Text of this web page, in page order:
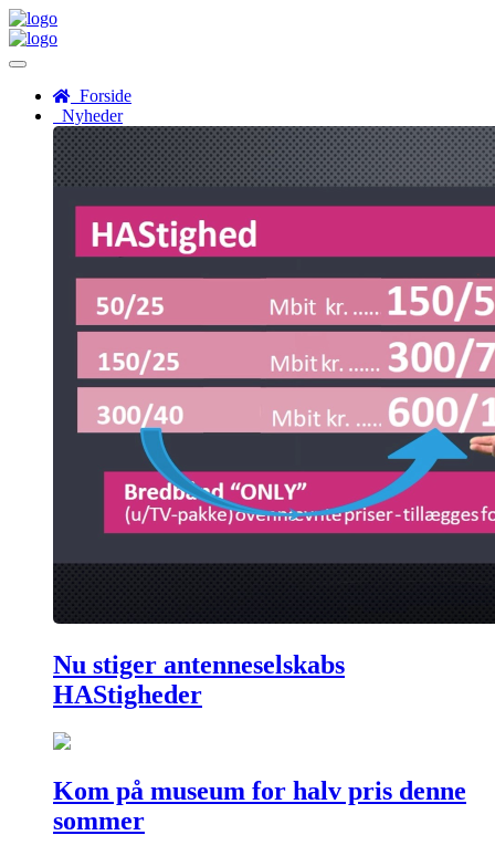
Menu
Forside
Nyheder
Nu stiger antenneselskabs
HAStigheder
Kom på museum for halv pris denne
sommer